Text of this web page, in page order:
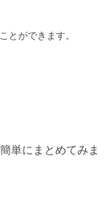
とができます。
単にまとめてみま